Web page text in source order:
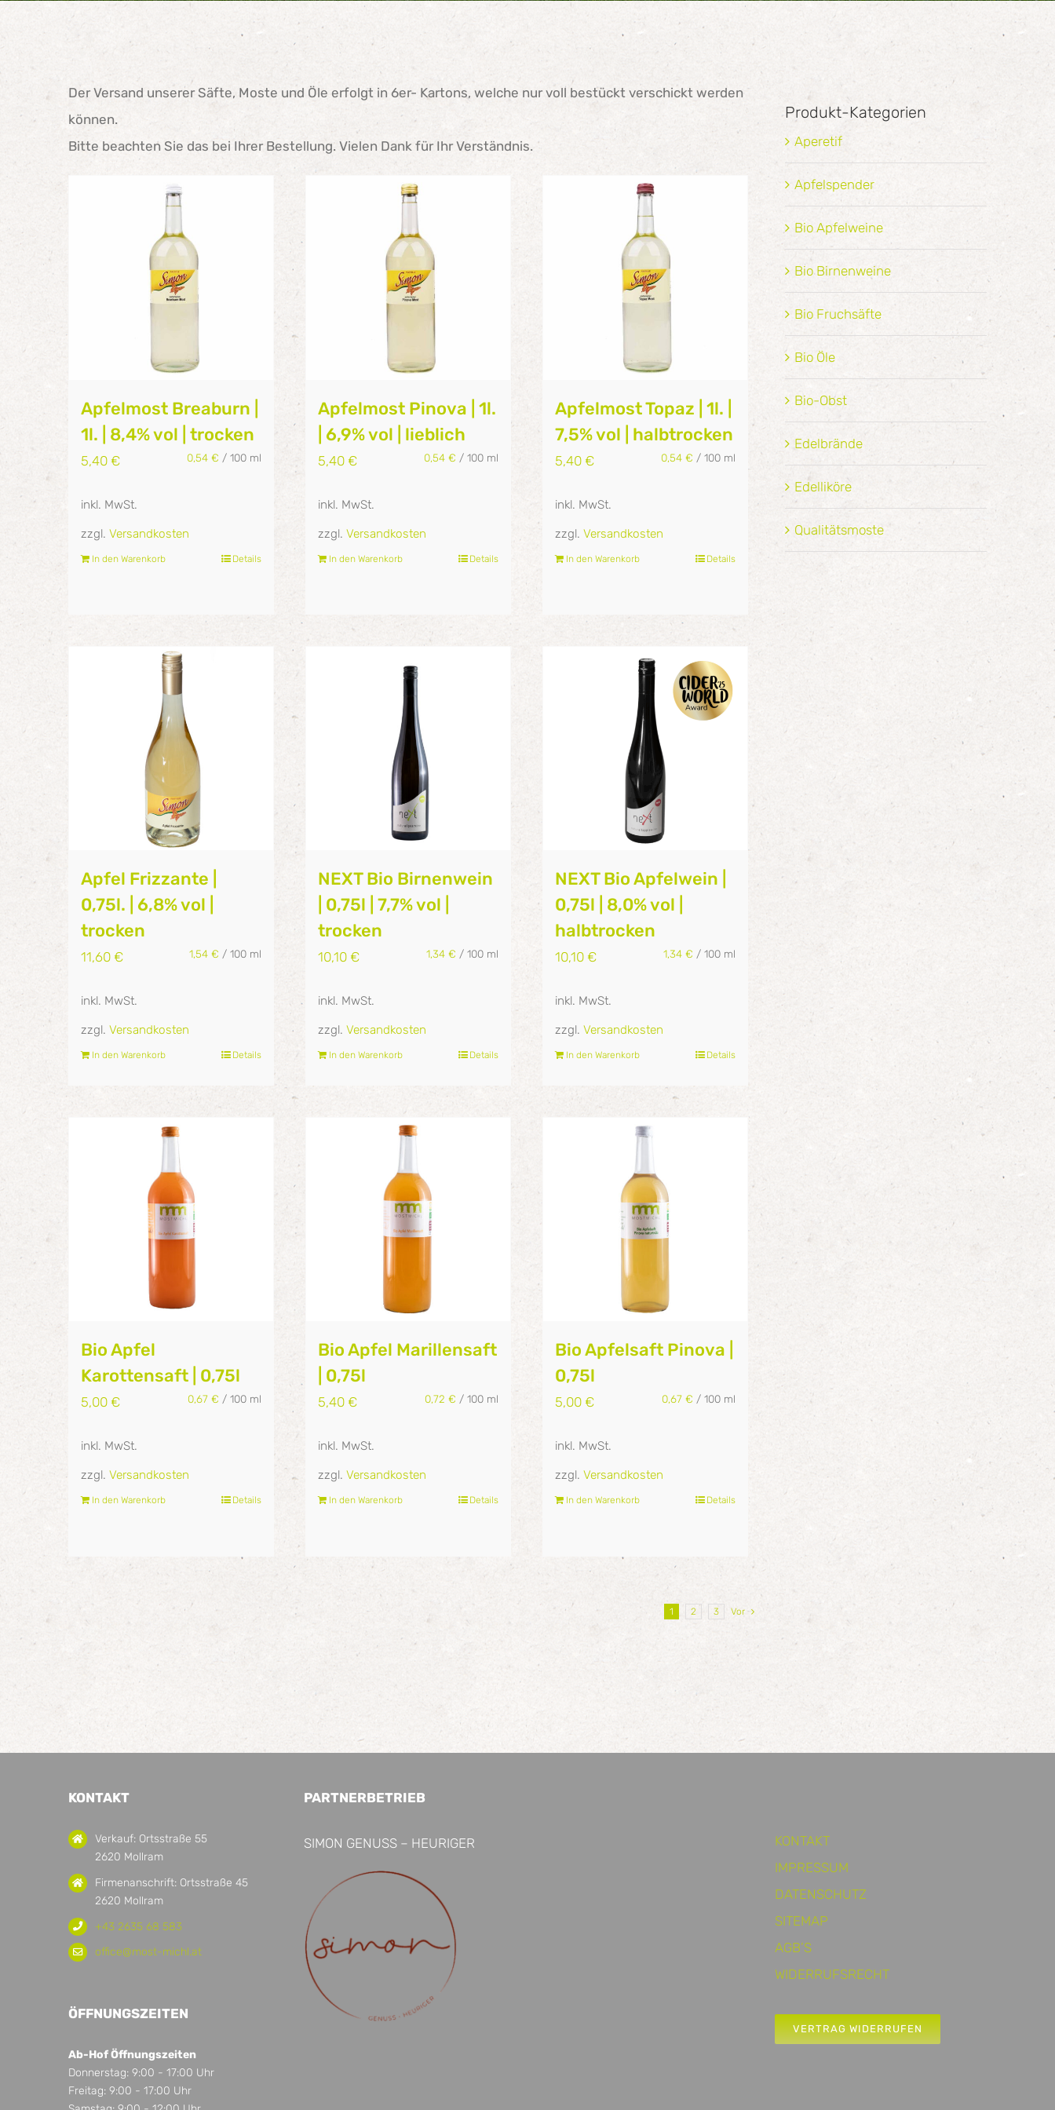
Der Versand unserer Säfte, Moste und Öle erfolgt in 6er- Kartons, welche nur voll bestückt verschickt werden
können.
Bitte beachten Sie das bei Ihrer Bestellung. Vielen Dank für Ihr Verständnis.
Apfelmost Breaburn |
1l. | 8,4% vol | trocken
5,40 € 0,54 € / 100 ml
inkl. MwSt.
zzgl. Versandkosten
In den Warenkorb Details
Apfelmost Pinova | 1l.
| 6,9% vol | lieblich
5,40 € 0,54 € / 100 ml
inkl. MwSt.
zzgl. Versandkosten
In den Warenkorb Details
Apfelmost Topaz | 1l. |
7,5% vol | halbtrocken
5,40 € 0,54 € / 100 ml
inkl. MwSt.
zzgl. Versandkosten
In den Warenkorb Details
Apfel Frizzante |
0,75l. | 6,8% vol |
trocken
11,60 € 1,54 € / 100 ml
inkl. MwSt.
zzgl. Versandkosten
In den Warenkorb Details
NEXT Bio Birnenwein
| 0,75l | 7,7% vol |
trocken
10,10 € 1,34 € / 100 ml
inkl. MwSt.
zzgl. Versandkosten
In den Warenkorb Details
NEXT Bio Apfelwein |
0,75l | 8,0% vol |
halbtrocken
10,10 € 1,34 € / 100 ml
inkl. MwSt.
zzgl. Versandkosten
In den Warenkorb Details
Bio Apfel
Karottensaft | 0,75l
5,00 € 0,67 € / 100 ml
inkl. MwSt.
zzgl. Versandkosten
In den Warenkorb Details
Bio Apfel Marillensaft
| 0,75l
5,40 € 0,72 € / 100 ml
inkl. MwSt.
zzgl. Versandkosten
In den Warenkorb Details
Bio Apfelsaft Pinova |
0,75l
5,00 € 0,67 € / 100 ml
inkl. MwSt.
zzgl. Versandkosten
In den Warenkorb Details
1 2 3 Vor
Produkt-Kategorien
Aperetif
Apfelspender
Bio Apfelweine
Bio Birnenweine
Bio Fruchsäfte
Bio Öle
Bio-Obst
Edelbrände
Edelliköre
Qualitätsmoste
KONTAKT
Verkauf: Ortsstraße 55
2620 Mollram
Firmenanschrift: Ortsstraße 45
2620 Mollram
+43 2635 68 583
office@most-michl.at
ÖFFNUNGSZEITEN
Ab-Hof Öffnungszeiten
Donnerstag: 9:00 - 17:00 Uhr
Freitag: 9:00 - 17:00 Uhr
PARTNERBETRIEB
SIMON GENUSS – HEURIGER
KONTAKT
IMPRESSUM
DATENSCHUTZ
SITEMAP
AGB’S
WIDERRUFSRECHT
VERTRAG WIDERRUFEN